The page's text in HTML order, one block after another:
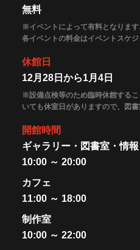
無料
※イベントによって有料となります
各イベントの料金はイベントスケジ
休館日
12月28日から1月4日
※設備点検等のため臨時休館する
いても休室日がありますので、図
開館時間
ギャラリー・図書室・情
10:00 ～ 20:00
カフェ
11:00 ～ 18:00
制作室
10:00 ～ 22:00